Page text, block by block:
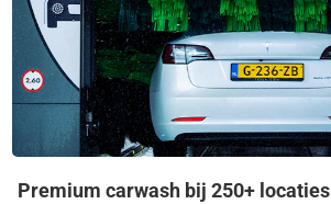
Premium carwash bij 250+ locaties